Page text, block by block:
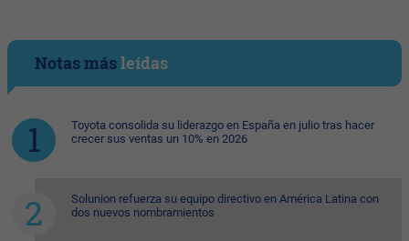
Notas másleídas
Toyota consolida su liderazgo en España en julio tras hacer
crecer sus ventas un 10% en 2026
Solunion refuerza su equipo directivo en América Latina con
dos nuevos nombramientos